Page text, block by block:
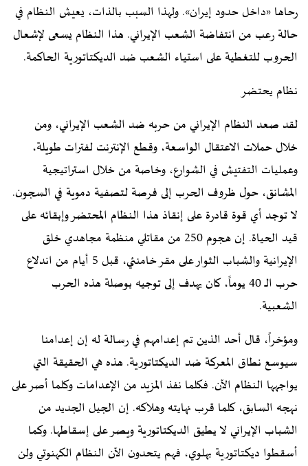
رحاها «داخل حدود إيران». ولهذا السبب بالذات، يعيش النظام في
حالة رعب من انتفاضة الشعب الإيراني. هذا النظام يسعى لإشعال
الحروب للتغطية على استياء الشعب ضد الديكتاتورية الحاكمة.
نظام يحتضر
لقد صعد النظام الإيراني من حربه ضد الشعب الإيراني، ومن
خلال حملات الاعتقال الواسعة، وقطع الإنترنت لفترات طويلة،
وعمليات التفتيش في الشوارع، وخاصة من خلال استراتيجية
المشانق، حول ظروف الحرب إلى فرصة لتصفية دموية في السجون.
لا توجد أي قوة قادرة على إنقاذ هذا النظام المحتضر وإبقائه على
قيد الحياة. إن هجوم 250 من مقاتلي منظمة مجاهدي خلق
الإيرانية والشباب الثوار على مقر خامنئي، قبل 5 أيام من اندلاع
حرب الـ 40 يوماً، كان يهدف إلى توجيه بوصلة هذه الحرب
الشعبية.
ومؤخراً، قال أحد الذين تم إعدامهم في رسالة له إن إعدامنا
سيوسع نطاق المعركة ضد الديكتاتورية. هذه هي الحقيقة التي
يواجهها النظام الآن. فكلما نفذ المزيد من الإعدامات وكلما أصر على
نهجه السابق، كلما قرب نهايته وهلاكه. إن الجيل الجديد من
الشباب الإيراني لا يطيق الديكتاتورية ويصر على إسقاطها. وكما
أسقطوا ديكتاتورية بهلوي، فهم يتحدون الآن النظام الكهنوتي ولن